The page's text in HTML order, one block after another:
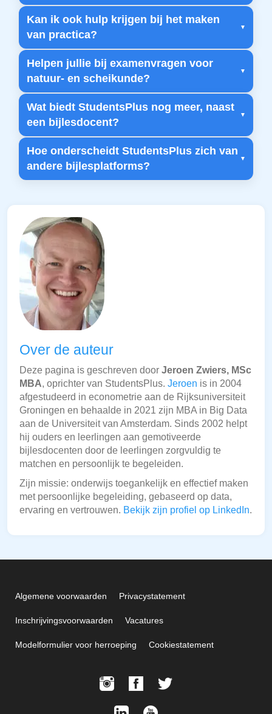
Kan ik ook hulp krijgen bij het maken
van practica?
Helpen jullie bij examenvragen voor
natuur- en scheikunde?
Wat biedt StudentsPlus nog meer, naast
een bijlesdocent?
Hoe onderscheidt StudentsPlus zich van
andere bijlesplatforms?
Over de auteur
Deze pagina is geschreven door Jeroen Zwiers, MSc
MBA, oprichter van StudentsPlus. Jeroen is in 2004
afgestudeerd in econometrie aan de Rijksuniversiteit
Groningen en behaalde in 2021 zijn MBA in Big Data
aan de Universiteit van Amsterdam. Sinds 2002 helpt
hij ouders en leerlingen aan gemotiveerde
bijlesdocenten door de leerlingen zorgvuldig te
matchen en persoonlijk te begeleiden.
Zijn missie: onderwijs toegankelijk en effectief maken
met persoonlijke begeleiding, gebaseerd op data,
ervaring en vertrouwen. Bekijk zijn profiel op LinkedIn.
Algemene voorwaarden Privacystatement
Inschrijvingsvoorwaarden Vacatures
Modelformulier voor herroeping Cookiestatement